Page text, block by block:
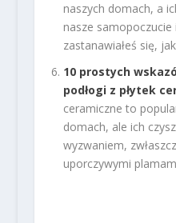
naszych domach, a
nasze
zastanawiałeś się,
10 prostych
podłogi z płytek
ceramiczne to
domach, ale ich
wyzwaniem,
uporczywymi